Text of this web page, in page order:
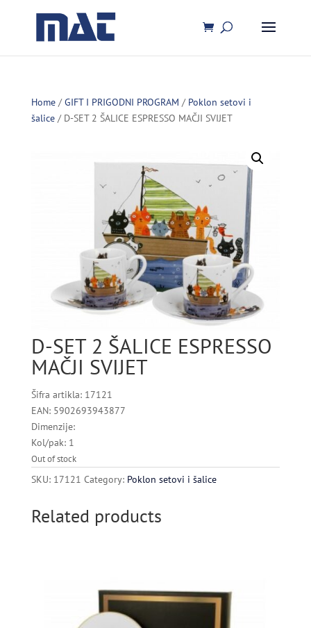
Home/GIFT I PRIGODNI PROGRAM / Poklon setovi i
šalice/ D-SET 2 ŠALICE ESPRESSO MAČJI SVIJET
D-SET 2 ŠALICE ESPRESSO
MAČJI SVIJET
Šifra artikla: 17121
EAN: 5902693943877
Dimenzije:
Kol/pak: 1
Out of stock
SKU: 17121 Category: Poklon setovi i šalice
Related products